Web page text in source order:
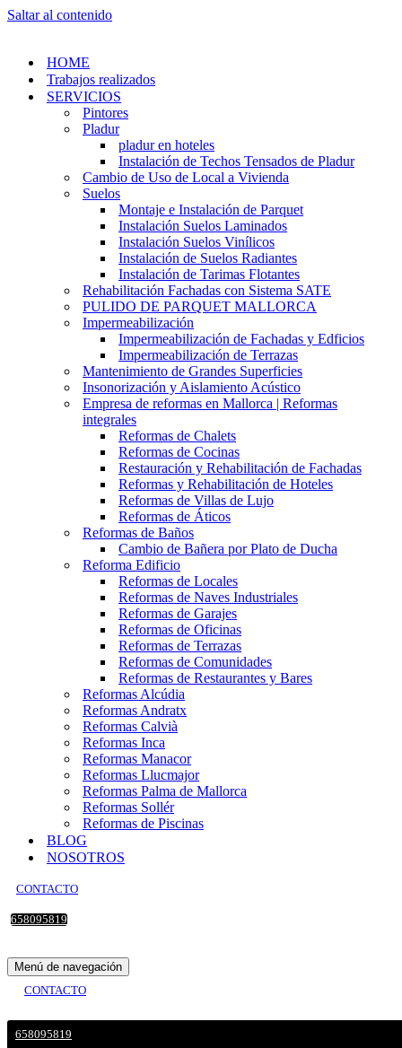
Saltar al contenido
HOME
Trabajos realizados
SERVICIOS
Pintores
Pladur
pladur en hoteles
Instalación de Techos Tensados de Pladur
Cambio de Uso de Local a Vivienda
Suelos
Montaje e Instalación de Parquet
Instalación Suelos Laminados
Instalación Suelos Vinílicos
Instalación de Suelos Radiantes
Instalación de Tarimas Flotantes
Rehabilitación Fachadas con Sistema SATE
PULIDO DE PARQUET MALLORCA
Impermeabilización
Impermeabilización de Fachadas y Edficios
Impermeabilización de Terrazas
Mantenimiento de Grandes Superficies
Insonorización y Aislamiento Acústico
Empresa de reformas en Mallorca | Reformas
integrales
Reformas de Chalets
Reformas de Cocinas
Restauración y Rehabilitación de Fachadas
Reformas y Rehabilitación de Hoteles
Reformas de Villas de Lujo
Reformas de Áticos
Reformas de Baños
Cambio de Bañera por Plato de Ducha
Reforma Edificio
Reformas de Locales
Reformas de Naves Industriales
Reformas de Garajes
Reformas de Oficinas
Reformas de Terrazas
Reformas de Comunidades
Reformas de Restaurantes y Bares
Reformas Alcúdia
Reformas Andratx
Reformas Calvià
Reformas Inca
Reformas Manacor
Reformas Llucmajor
Reformas Palma de Mallorca
Reformas Sollér
Reformas de Piscinas
BLOG
NOSOTROS
CONTACTO
658095819
Menú de navegación
CONTACTO
658095819